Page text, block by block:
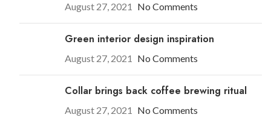
August 27, 2021 No Comments
Green interior design inspiration
August 27, 2021 No Comments
Collar brings back coffee brewing ritual
August 27, 2021 No Comments